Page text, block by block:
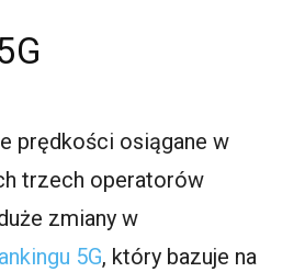
prędkości osiągane w
trzech operatorów
zmiany w
5G, który bazuje na